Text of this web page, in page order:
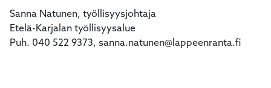
Sanna Natunen, työllisyysjohtaja
Etelä-Karjalan työllisyysalue
Puh. 040 522 9373, sanna.natunen@lappeenranta.fi